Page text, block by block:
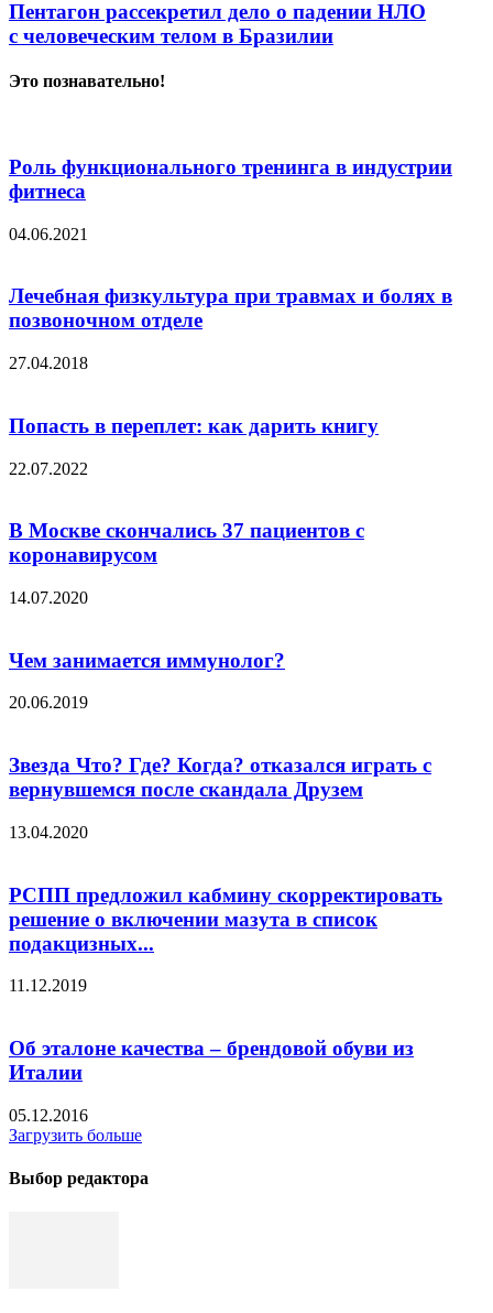
Пентагон рассекретил дело о падении НЛО
с человеческим телом в Бразилии
Это познавательно!
Роль функционального тренинга в индустрии
фитнеса
04.06.2021
Лечебная физкультура при травмах и болях в
позвоночном отделе
27.04.2018
Попасть в переплет: как дарить книгу
22.07.2022
В Москве скончались 37 пациентов с
коронавирусом
14.07.2020
Чем занимается иммунолог?
20.06.2019
Звезда Что? Где? Когда? отказался играть с
вернувшемся после скандала Друзем
13.04.2020
РСПП предложил кабмину скорректировать
решение о включении мазута в список
подакцизных...
11.12.2019
Об эталоне качества – брендовой обуви из
Италии
05.12.2016
Загрузить больше
Выбор редактора